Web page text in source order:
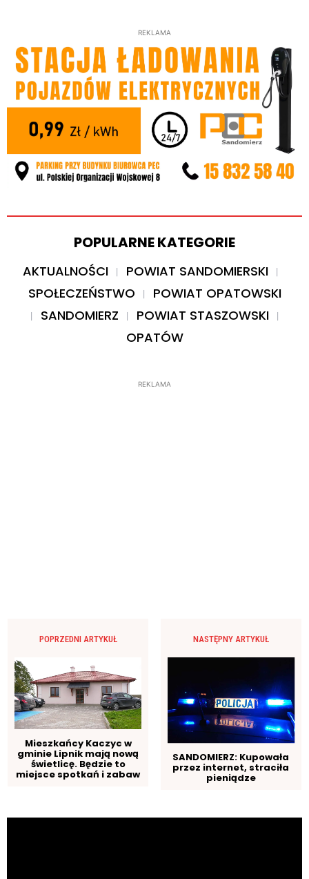
REKLAMA
POPULARNE KATEGORIE
AKTUALNOŚCI
POWIAT SANDOMIERSKI
SPOŁECZEŃSTWO
POWIAT OPATOWSKI
SANDOMIERZ
POWIAT STASZOWSKI
OPATÓW
REKLAMA
POPRZEDNI ARTYKUŁ
Mieszkańcy Kaczyc w
gminie Lipnik mają nową
świetlicę. Będzie to
miejsce spotkań i zabaw
NASTĘPNY ARTYKUŁ
SANDOMIERZ: Kupowała
przez internet, straciła
pieniądze